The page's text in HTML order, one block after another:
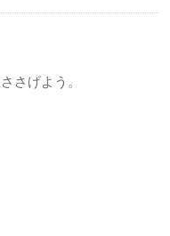
さげよう。